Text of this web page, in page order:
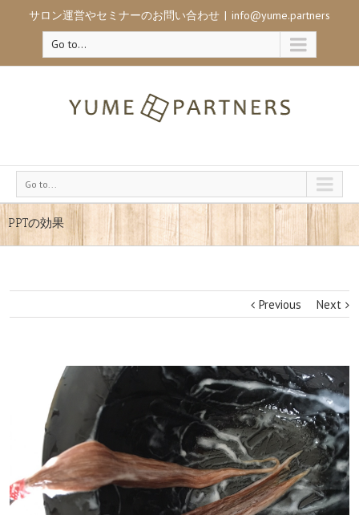
サロン運営やセミナーのお問い合わせ | info@yume.partners
Go to...
Go to...
PPTの効果
Previous Next